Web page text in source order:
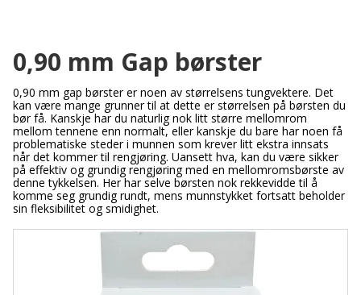
0,90 mm Gap børster
0,90 mm gap børster er noen av størrelsens tungvektere. Det
kan være mange grunner til at dette er størrelsen på børsten du
bør få. Kanskje har du naturlig nok litt større mellomrom
mellom tennene enn normalt, eller kanskje du bare har noen få
problematiske steder i munnen som krever litt ekstra innsats
når det kommer til rengjøring. Uansett hva, kan du være sikker
på effektiv og grundig rengjøring med en mellomromsbørste av
denne tykkelsen. Her har selve børsten nok rekkevidde til å
komme seg grundig rundt, mens munnstykket fortsatt beholder
sin fleksibilitet og smidighet.